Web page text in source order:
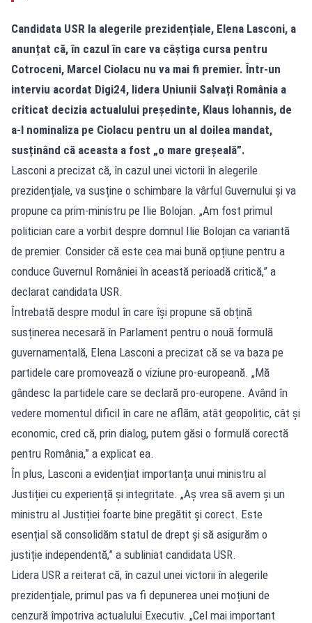
Candidata USR la alegerile prezidențiale, Elena Lasconi, a
anunțat că, în cazul în care va câștiga cursa pentru
Cotroceni, Marcel Ciolacu nu va mai fi premier. Într-un
interviu acordat Digi24, lidera Uniunii Salvați România a
criticat decizia actualului președinte, Klaus Iohannis, de
a-l nominaliza pe Ciolacu pentru un al doilea mandat,
susținând că aceasta a fost „o mare greșeală”.
Lasconi a precizat că, în cazul unei victorii în alegerile
prezidențiale, va susține o schimbare la vârful Guvernului și va
propune ca prim-ministru pe Ilie Bolojan. „Am fost primul
politician care a vorbit despre domnul Ilie Bolojan ca variantă
de premier. Consider că este cea mai bună opțiune pentru a
conduce Guvernul României în această perioadă critică,” a
declarat candidata USR.
Întrebată despre modul în care își propune să obțină
susținerea necesară în Parlament pentru o nouă formulă
guvernamentală, Elena Lasconi a precizat că se va baza pe
partidele care promovează o viziune pro-europeană. „Mă
gândesc la partidele care se declară pro-europene. Având în
vedere momentul dificil în care ne aflăm, atât geopolitic, cât și
economic, cred că, prin dialog, putem găsi o formulă corectă
pentru România,” a explicat ea.
În plus, Lasconi a evidențiat importanța unui ministru al
Justiției cu experiență și integritate. „Aș vrea să avem și un
ministru al Justiției foarte bine pregătit și corect. Este
esențial să consolidăm statul de drept și să asigurăm o
justiție independentă,” a subliniat candidata USR.
Lidera USR a reiterat că, în cazul unei victorii în alegerile
prezidențiale, primul pas va fi depunerea unei moțiuni de
cenzură împotriva actualului Executiv. „Cel mai important